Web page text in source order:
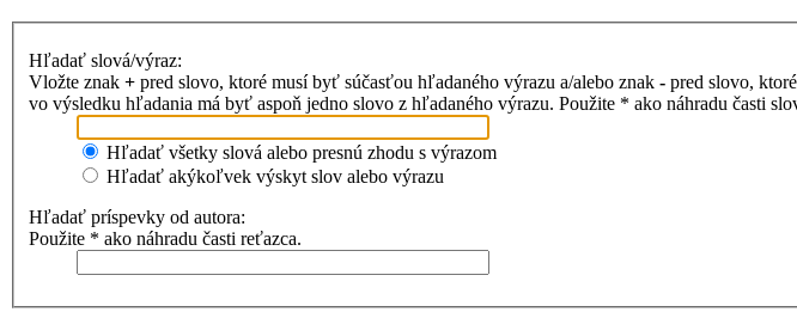
Hľadať slová/výraz:
Vložte znak + pred slovo, ktoré musí byť súčasťou hľadaného výrazu a/alebo znak - pred slovo,
vo výsledku hľadania má byť aspoň jedno slovo z hľadaného výrazu. Použite * ako náhradu časti
Hľadať všetky slová alebo presnú zhodu s výrazom
Hľadať akýkoľvek výskyt slov alebo výrazu
Hľadať príspevky od autora:
Použite * ako náhradu časti reťazca.